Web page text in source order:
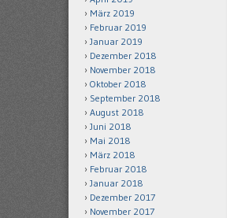
März 2019
Februar 2019
Januar 2019
Dezember 2018
November 2018
Oktober 2018
September 2018
August 2018
Juni 2018
Mai 2018
März 2018
Februar 2018
Januar 2018
Dezember 2017
November 2017